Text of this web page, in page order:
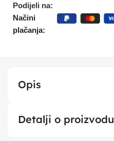
Podijeli na:
Načini
plačanja:
Opis
Detalji o proizvodu